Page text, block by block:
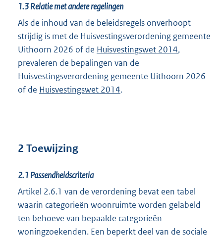
1.3Relatie met andere regelingen
Als de inhoud van de beleidsregels onverhoopt
strijdig is met de Huisvestingsverordening gemeente
Uithoorn 2026 of de Huisvestingswet 2014,
prevaleren de bepalingen van de
Huisvestingsverordening gemeente Uithoorn 2026
of de Huisvestingswet 2014.
2 Toewijzing
2.1 Passendheidscriteria
Artikel 2.6.1 van de verordening bevat een tabel
waarin categorieën woonruimte worden gelabeld
ten behoeve van bepaalde categorieën
woningzoekenden. Een beperkt deel van de sociale